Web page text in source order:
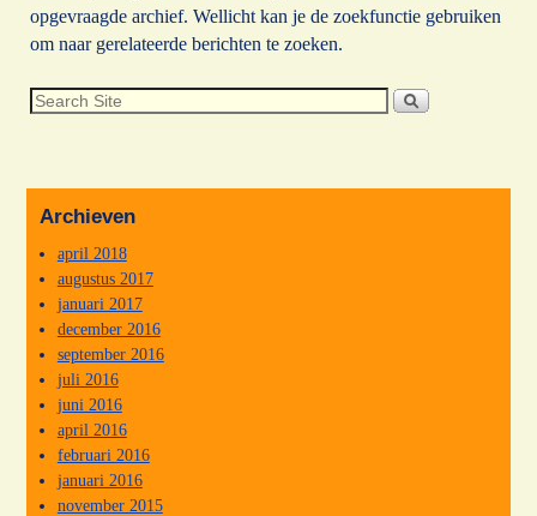
opgevraagde archief. Wellicht kan je de zoekfunctie gebruiken
om naar gerelateerde berichten te zoeken.
Archieven
april 2018
augustus 2017
januari 2017
december 2016
september 2016
juli 2016
juni 2016
april 2016
februari 2016
januari 2016
november 2015